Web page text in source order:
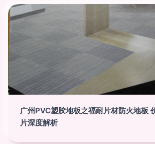
广州PVC塑胶地板之福耐片材防火地板
片深度解析